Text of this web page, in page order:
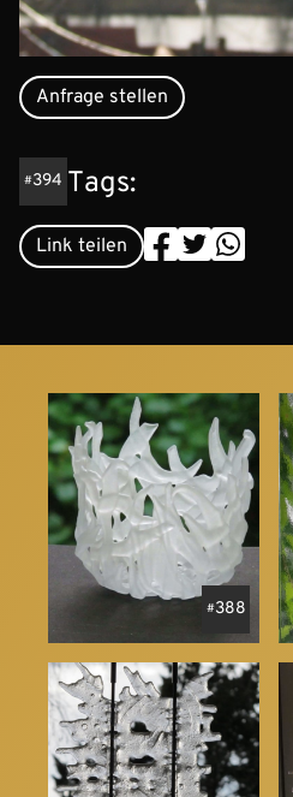
394 Tags:
Link teilen
Anfrage stellen
388